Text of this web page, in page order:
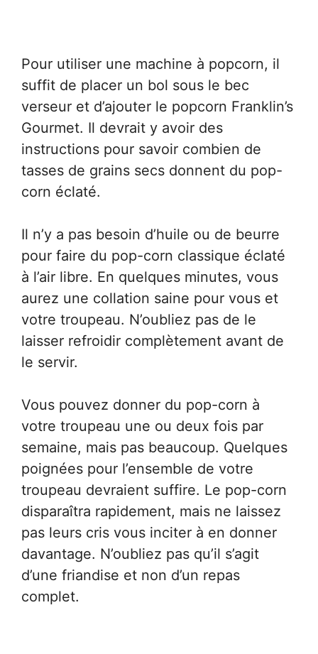
Pour utiliser une machine à popcorn, il
suffit de placer un bol sous le bec
verseur et d’ajouter le popcorn Franklin’s
Gourmet. Il devrait y avoir des
instructions pour savoir combien de
tasses de grains secs donnent du pop-
corn éclaté.
Il n’y a pas besoin d’huile ou de beurre
pour faire du pop-corn classique éclaté
à l’air libre. En quelques minutes, vous
aurez une collation saine pour vous et
votre troupeau. N’oubliez pas de le
laisser refroidir complètement avant de
le servir.
Vous pouvez donner du pop-corn à
votre troupeau une ou deux fois par
semaine, mais pas beaucoup. Quelques
poignées pour l’ensemble de votre
troupeau devraient suffire. Le pop-corn
disparaîtra rapidement, mais ne laissez
pas leurs cris vous inciter à en donner
davantage. N’oubliez pas qu’il s’agit
d’une friandise et non d’un repas
complet.